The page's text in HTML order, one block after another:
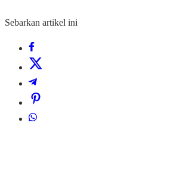
Sebarkan artikel ini